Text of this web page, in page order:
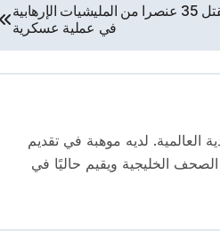
الجيش الصومالي: مقتل 35 عنصرا من المليشيات الإرهابية
في عملية عسكرية
العالمية. لديه موهبة في تقديم
الخليجية ويقيم حاليًا في